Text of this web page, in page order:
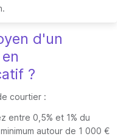
d'un
?
courtier :
entre 0,5% et 1% du
autour de 1 000 €